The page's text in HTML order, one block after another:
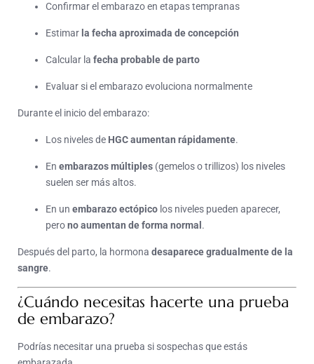
Confirmar el embarazo en etapas tempranas
Estimar la fecha aproximada de concepción
Calcular la fecha probable de parto
Evaluar si el embarazo evoluciona normalmente
Durante el inicio del embarazo:
Los niveles de HGC aumentan rápidamente.
En embarazos múltiples (gemelos o trillizos) los niveles
suelen ser más altos.
En un embarazo ectópico los niveles pueden aparecer,
perono aumentan de forma normal .
Después del parto, la hormona desaparece gradualmente de la
sangre.
¿Cuándo necesitas hacerte una prueba
de embarazo?
Podrías necesitar una prueba si sospechas que estás